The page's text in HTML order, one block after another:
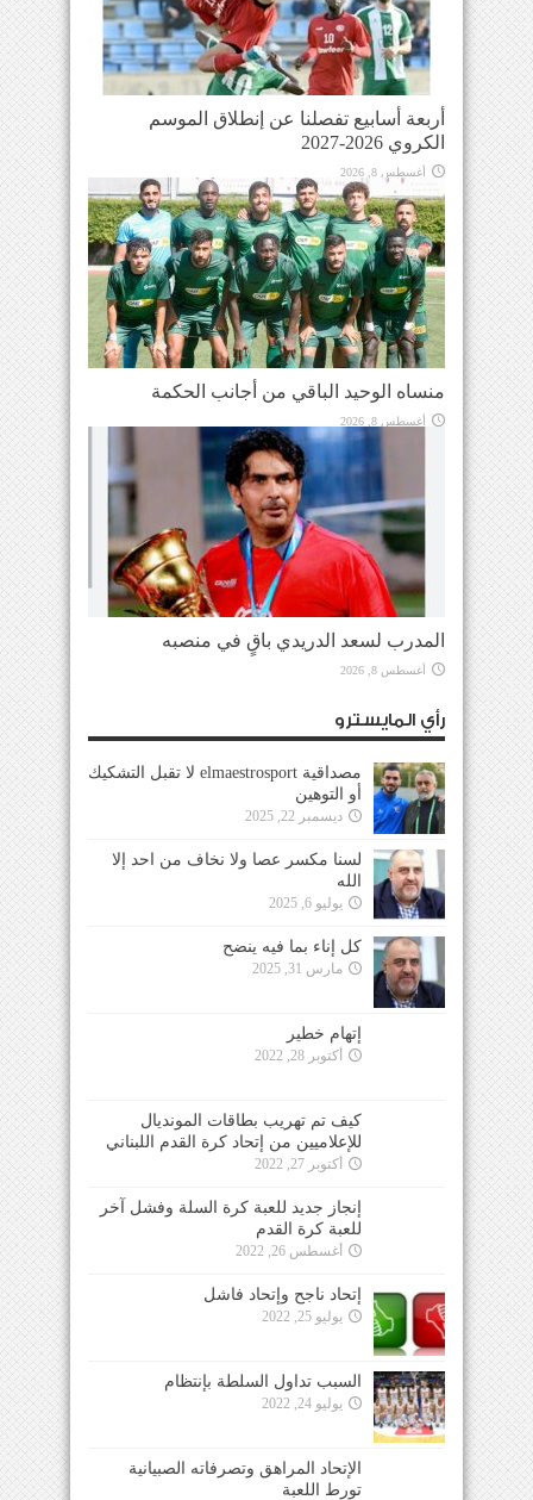
أربعة أسابيع تفصلنا عن إنطلاق الموسم
الكروي 2026-2027
أغسطس 8, 2026
منساه الوحيد الباقي من أجانب الحكمة
أغسطس 8, 2026
المدرب لسعد الدريدي باقٍ في منصبه
أغسطس 8, 2026
رأي المايسترو
مصداقية elmaestrosport لا تقبل التشكيك
أو التوهين
ديسمبر 22, 2025
لسنا مكسر عصا ولا نخاف من احد إلا
الله
يوليو 6, 2025
كل إناء بما فيه ينضح
مارس 31, 2025
إتهام خطير
أكتوبر 28, 2022
كيف تم تهريب بطاقات المونديال
للإعلاميين من إتحاد كرة القدم اللبناني
أكتوبر 27, 2022
إنجاز جديد للعبة كرة السلة وفشل آخر
للعبة كرة القدم
أغسطس 26, 2022
إتحاد ناجح وإتحاد فاشل
يوليو 25, 2022
السبب تداول السلطة بإنتظام
يوليو 24, 2022
الإتحاد المراهق وتصرفاته الصبيانية
تورط اللعبة